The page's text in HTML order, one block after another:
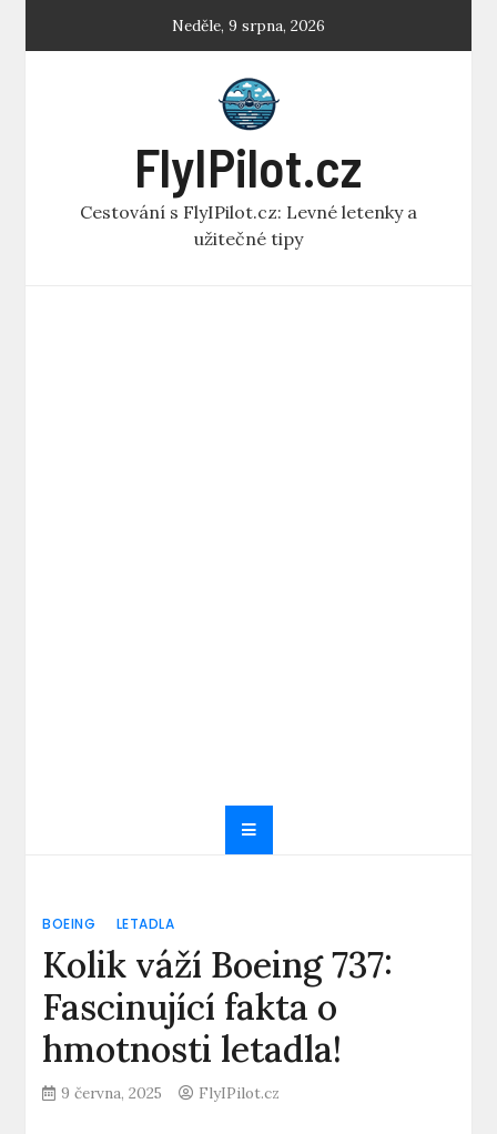
Neděle, 9 srpna, 2026
FlyIPilot.cz
Cestování s FlyIPilot.cz: Levné letenky a
užitečné tipy
BOEING LETADLA
Kolik váží Boeing 737:
Fascinující fakta o
hmotnosti letadla!
9 června, 2025 FlyIPilot.cz